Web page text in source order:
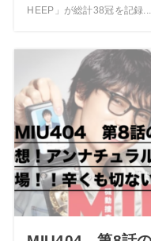
HEEP」が総計38冠を記録...